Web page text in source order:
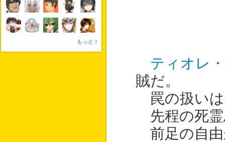
ティオレ
賊だ。
罠の扱い
先程の死霊
前足の自由
もっと！